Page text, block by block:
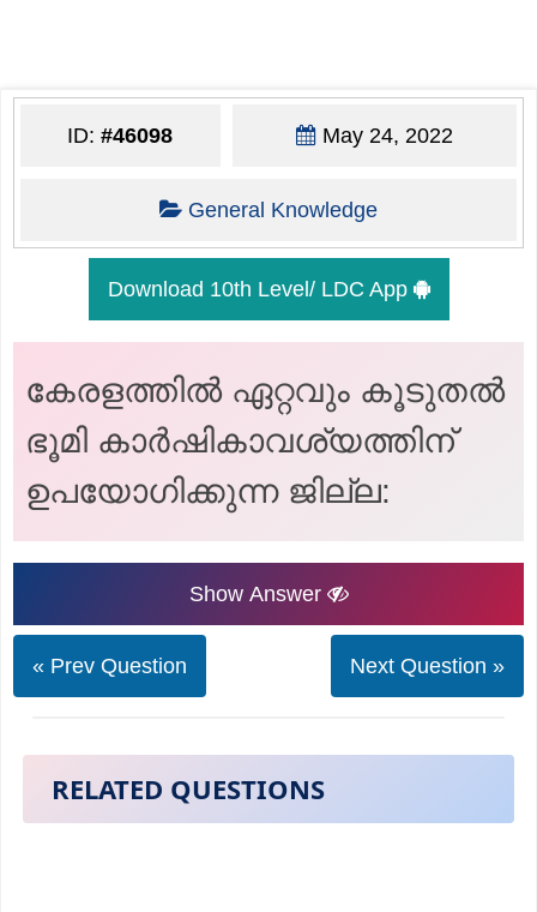
ID:#46098 May 24, 2022
General Knowledge
Download 10th Level/ LDC App
കേരളത്തിൽ ഏറ്റവും കൂടുതൽ
ഭൂമി കാർഷികാവശ്യത്തിന്
ഉപയോഗിക്കുന്ന ജില്ല:
Show Answer
« Prev Question Next Question »
RELATED QUESTIONS